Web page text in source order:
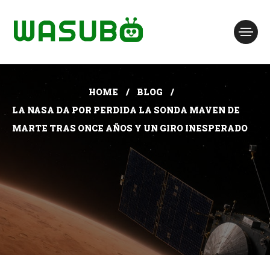
HOME
BLOG
LA NASA DA POR PERDIDA LA SONDA MAVEN DE
MARTE TRAS ONCE AÑOS Y UN GIRO INESPERADO